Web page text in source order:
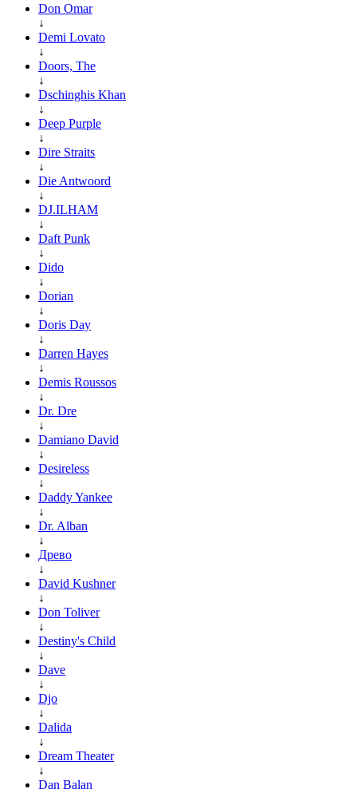
Don Omar
↓
Demi Lovato
↓
Doors, The
↓
Dschinghis Khan
↓
Deep Purple
↓
Dire Straits
↓
Die Antwoord
↓
DJ.ILHAM
↓
Daft Punk
↓
Dido
↓
Dorian
↓
Doris Day
↓
Darren Hayes
↓
Demis Roussos
↓
Dr. Dre
↓
Damiano David
↓
Desireless
↓
Daddy Yankee
↓
Dr. Alban
↓
Древо
↓
David Kushner
↓
Don Toliver
↓
Destiny's Child
↓
Dave
↓
Djo
↓
Dalida
↓
Dream Theater
↓
Dan Balan